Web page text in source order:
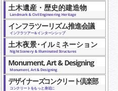
土木遺産・歴史的建造物
Landmark & Civil Engineering Heritage
インフラツーリズム推進会議
インフラツアー＆インターンシップ
土木夜景･イルミネーション
Night Scenery & Illuminated Structures
Monument, Art & Designing
Monument, Art & Designing
デザイナーズコンクリート倶楽部
コンクリートをもっと身近に